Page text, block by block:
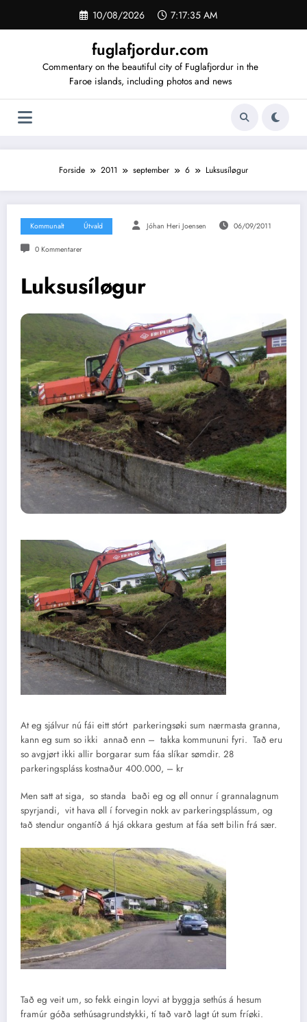
indhold
10/08/2026 7:17:36 AM
fuglafjordur.com
Commentary on the beautiful city of Fuglafjordur in the
Faroe islands, including photos and news
Forside 2011 september 6 Luksusíløgur
Kommunalt Útvald Jóhan Heri Joensen 06/09/2011
0 Kommentarer
Luksusíløgur
At eg sjálvur nú fái eitt stórt parkeringsøki sum nærmasta granna,
kann eg sum so ikki annað enn – takka kommununi fyri. Tað eru
so avgjørt ikki allir borgarar sum fáa slíkar sømdir. 28
parkeringspláss kostnaður 400.000, – kr
Men satt at siga, so standa baði eg og øll onnur í grannalagnum
spyrjandi, vit hava øll í forvegin nokk av parkeringsplássum, og
tað stendur ongantíð á hjá okkara gestum at fáa sett bilin frá sær.
Tað eg veit um, so fekk eingin loyvi at byggja sethús á hesum
framúr góða sethúsagrundstykki, tí tað varð lagt út sum fríøki.